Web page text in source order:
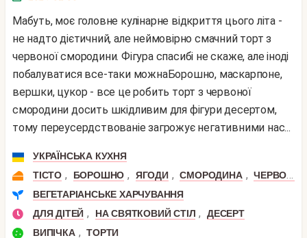
Мабуть, моє головне кулінарне відкриття цього літа -
не надто дієтичний, але неймовірно смачний торт з
червоної смородини. Фігура спасибі не скаже, але іноді
побалуватися все-таки можнаБорошно, маскарпоне,
вершки, цукор - все це робить торт з червоної
смородини досить шкідливим для фігури десертом,
тому переусердствованіе загрожує негативними нас...
УКРАЇНСЬКА КУХНЯ
ТІСТО , БОРОШНО , ЯГОДИ , СМОРОДИНА , ЧЕРВОНА СМОРОДИНА
ВЕГЕТАРІАНСЬКЕ ХАРЧУВАННЯ
ДЛЯ ДІТЕЙ , НА СВЯТКОВИЙ СТІЛ ,
ДЕСЕРТ
ВИПІЧКА , ТОРТИ